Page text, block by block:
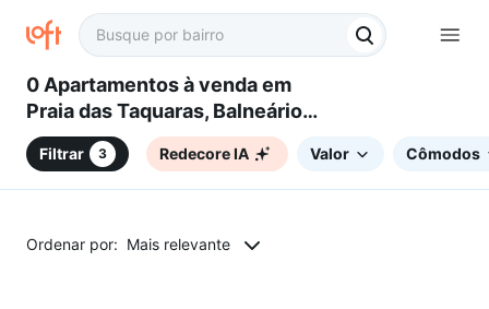
0 Apartamentos à venda em
Praia das Taquaras, Balneário
Camboriú, SC
Filtrar 3 Redecore IA Valor Cômodos
Ordenar por: Mais relevante